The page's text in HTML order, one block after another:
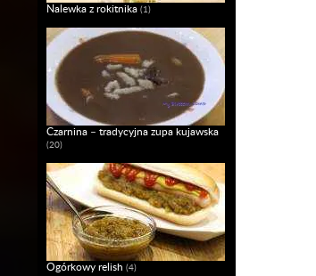
Nalewka z rokitnika (1)
Czarnina – tradycyjna zupa kujawska
(20)
Ogórkowy relish (4)